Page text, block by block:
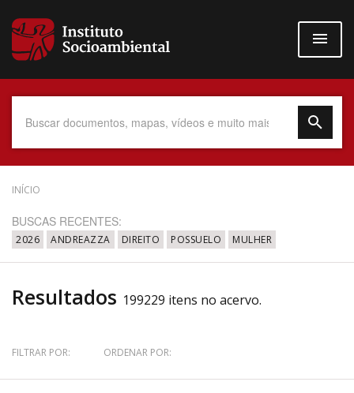
para
conteúdo
Data do Documento
Até
Povo Indígena
INÍCIO
BUSCAS RECENTES:
2026 ANDREAZZA DIREITO POSSUELO MULHER
Resultados 199229 itens no acervo.
FILTRAR POR: ORDENAR POR: